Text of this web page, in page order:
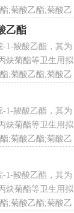
;菊酸乙酯;菊酸乙
酸乙酯;
乙酯
-1-羧酸乙酯，其为
炔菊酯等卫生用拟
;菊酸乙酯;菊酸乙
酸乙酯;
-1-羧酸乙酯，其为
炔菊酯等卫生用拟
;菊酸乙酯;菊酸乙
酸乙酯;
-1-羧酸乙酯，其为
炔菊酯等卫生用拟
;菊酸乙酯;菊酸乙